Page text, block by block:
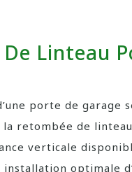
Linteau
porte de garage
retombée de
verticale
optimale